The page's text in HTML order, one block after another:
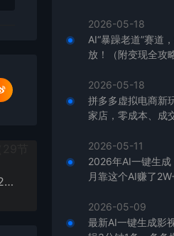
出售Reddit点赞服务赚钱，适合新手的副业，每天躺赚200美元
2026-05-18
AI“暴躁老道”赛道
放！（附变现全攻
2026-05-18
拼多多虚拟电商新
家店，零成本、成
2026-05-11
2026年AI一键生成
月靠这个AI赚了
2026-05-09
最新AI一键生成影